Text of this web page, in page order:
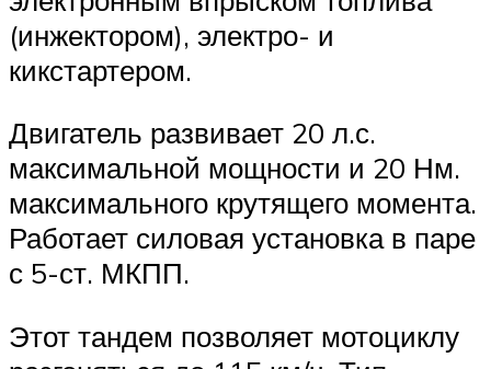
(инжектором), электро- и
кикстартером.
Двигатель развивает 20 л.с.
максимальной мощности и 20 Нм.
максимального крутящего момента.
Работает силовая установка в паре
с 5-ст. МКПП.
Этот тандем позволяет мотоциклу